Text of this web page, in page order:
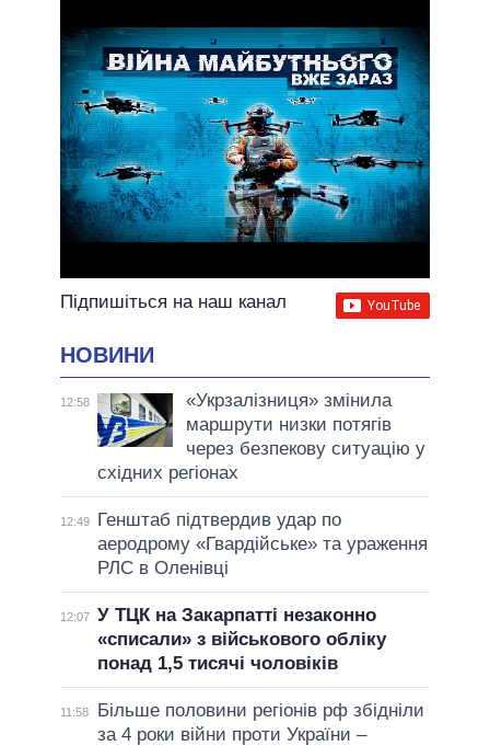
ВСІ ОБІЦЯНКИ
АРХІВНІ ОБІЦЯНКИ
Підпишіться на наш канал
НОВИНИ
12:58
«Укрзалізниця» змінила
маршрути низки потягів
через безпекову ситуацію у
східних регіонах
12:49
Генштаб підтвердив удар по
аеродрому «Гвардійське» та ураження
РЛС в Оленівці
12:07 У ТЦК на Закарпатті незаконно
«списали» з військового обліку
понад 1,5 тисячі чоловіків
11:58
Більше половини регіонів рф збідніли
за 4 роки війни проти України –